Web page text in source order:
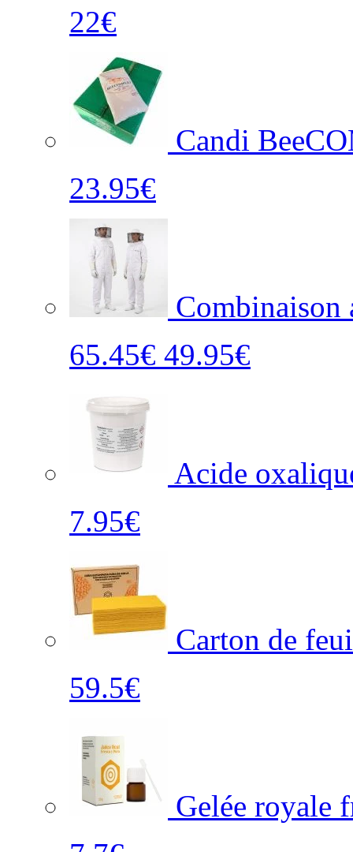
22€
Candi
23.95€
Combinaison
65.45€ 49.95€
Acide
7.95€
Carton de
59.5€
Gelée royale